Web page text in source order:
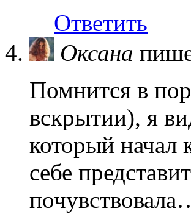
Ответить
Оксана
Помнится в
вскрытии), я
который начал
себе